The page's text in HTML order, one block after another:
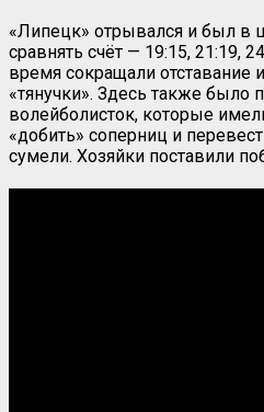
«Липецк» отрывался и был в
сравнять счёт — 19:15, 21:19,
время сокращали отставание
«тянучки». Здесь также было
волейболисток, которые
«добить» соперниц и
сумели. Хозяйки поставили